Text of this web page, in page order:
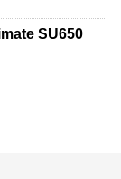
SU650